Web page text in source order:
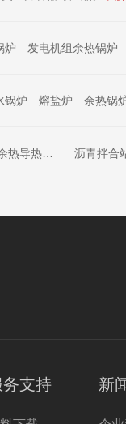
炉 发电机组余热锅炉
锅炉 熔盐炉 余热锅
沥青拌合
务支持 新